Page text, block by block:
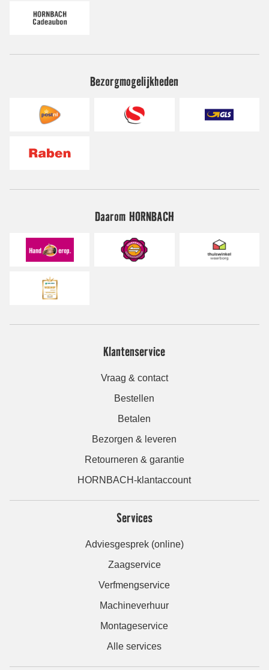
Bezorgmogelijkheden
Daarom HORNBACH
Klantenservice
Vraag & contact
Bestellen
Betalen
Bezorgen & leveren
Retourneren & garantie
HORNBACH-klantaccount
Services
Adviesgesprek (online)
Zaagservice
Verfmengservice
Machineverhuur
Montageservice
Alle services